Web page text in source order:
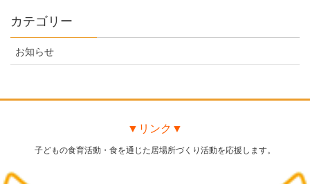
カテゴリー
お知らせ
▼リンク▼
子どもの食育活動・食を通じた居場所づくり活動を応援します。